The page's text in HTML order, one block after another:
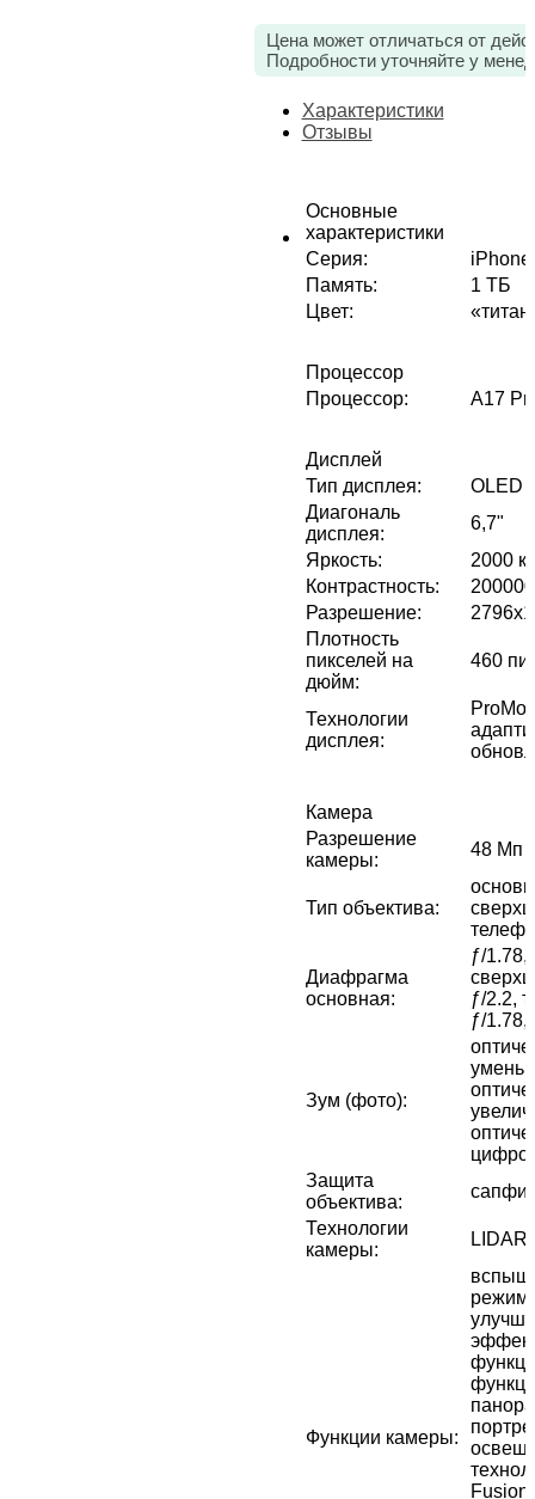
Цена может отличаться от
Подробности уточняйте у
Характеристики
Отзывы
Основные
характеристики
Серия:
iPhone
Память:
1 ТБ
Цвет:
Процессор
Процессор: A17
Дисплей
Тип дисплея:
OLED
Диагональ
дисплея:
6,7"
Яркость:
2000
Контрастность:
Разрешение:
Плотность
пикселей на
дюйм:
460
Технологии
дисплея:
Камера
Разрешение
камеры:
48 Мп
Тип объектива:
Диафрагма
основная:
ƒ/1.78,
ƒ/2.2,
ƒ/1.78,
Зум (фото):
Защита
объектива:
Технологии
камеры:
LIDAR
Функции камеры:
режим